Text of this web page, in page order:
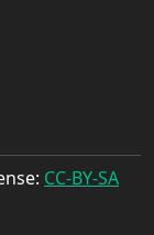
CC-BY-SA